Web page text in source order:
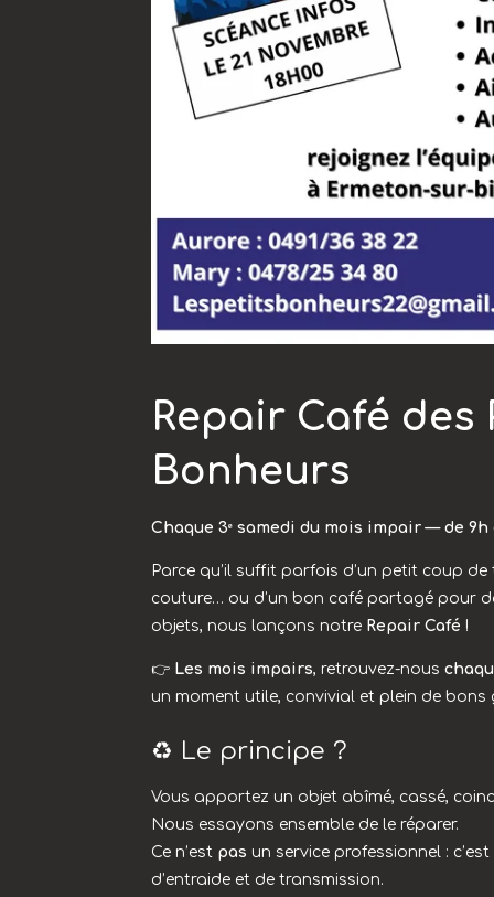
Repair Café des
Bonheurs
Chaque 3ᵉ samedi du mois impair — de 9h
Parce qu’il suffit parfois d’un petit coup
couture… ou d’un bon café partagé pour
objets, nous lançons notre Repair Café !
👉 Les mois impairs, retrouvez-nous
un moment utile, convivial et plein de
♻️ Le principe ?
Vous apportez un objet abîmé, cassé,
Nous essayons ensemble de le réparer.
Ce n’est pas un service professionnel :
d’entraide et de transmission.